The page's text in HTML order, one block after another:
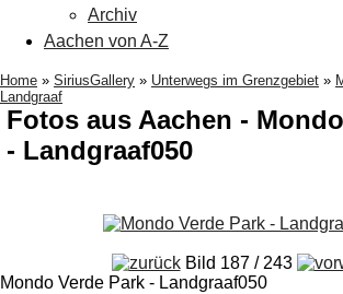
Archiv
Aachen von A-Z
Home » SiriusGallery » Unterwegs im Grenzgebiet »
Landgraaf
Fotos aus Aachen -
- Landgraaf050
Bild 187 / 243
Mondo Verde Park - Landgraaf050